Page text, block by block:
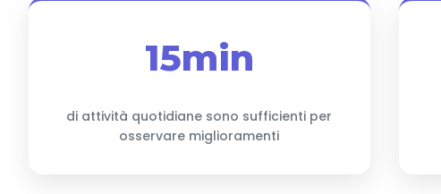
15min
di attività quotidiane sono sufficienti per
osservare miglioramenti